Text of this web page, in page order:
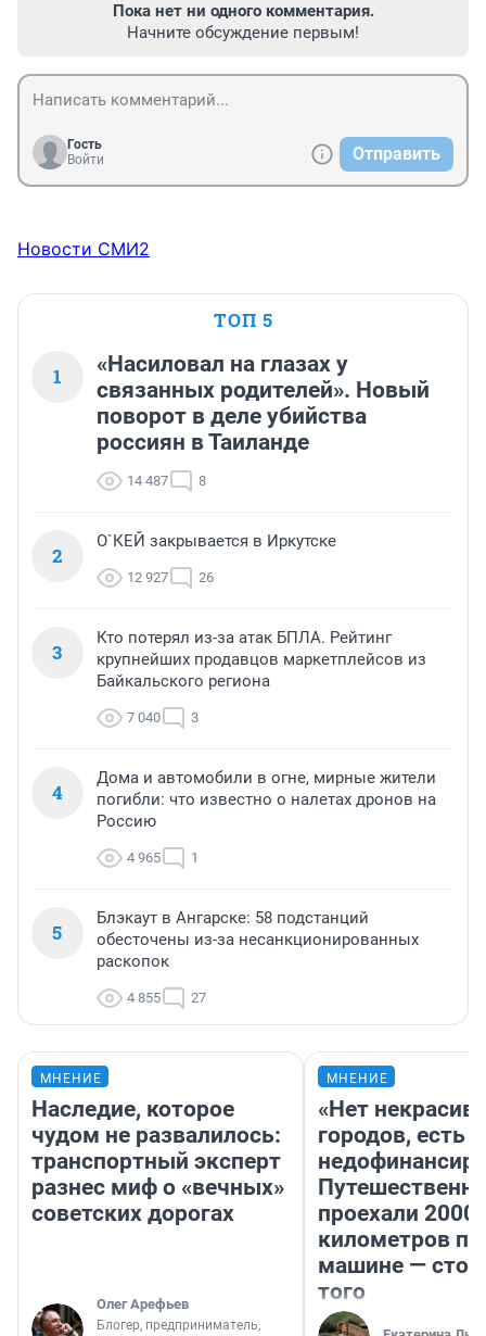
Пока нет ни одного комментария.
Начните обсуждение первым!
Гость
Войти
Отправить
Новости СМИ2
ТОП 5
1
«Насиловал на глазах у
связанных родителей». Новый
поворот в деле убийства
россиян в Таиланде
14 487 8
2
О`КЕЙ закрывается в Иркутске
12 927 26
3
Кто потерял из-за атак БПЛА. Рейтинг
крупнейших продавцов маркетплейсов из
Байкальского региона
7 040 3
4
Дома и автомобили в огне, мирные жители
погибли: что известно о налетах дронов на
Россию
4 965 1
5
Блэкаут в Ангарске: 58 подстанций
обесточены из-за несанкционированных
раскопок
4 855 27
МНЕНИЕ
Наследие, которое
чудом не развалилось:
транспортный эксперт
разнес миф о «вечных»
советских дорогах
Олег Арефьев
Блогер, предприниматель,
МНЕНИЕ
«Нет
городов, есть
проехали 2000
километров по
машине —
того